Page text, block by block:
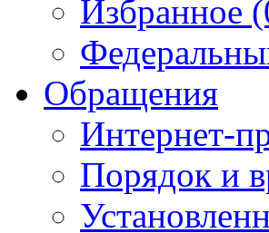
Избранное
Обращения
Интернет-
Порядок и